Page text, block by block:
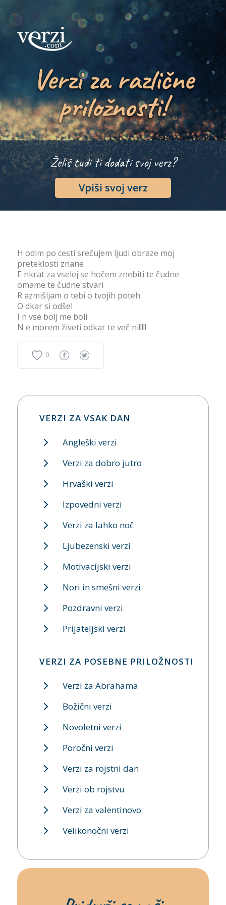
Verzi za različne
priložnosti!
Želiš tudi ti dodati svoj verz?
Vpiši svoj verz
H odim po cesti srečujem ljudi obraze moj
preteklosti znane
E nkrat za vselej se hočem znebiti te čudne
omame te čudne stvari
R azmišljam o tebi o tvojih poteh
O dkar si odšel
I n vse bolj me boli
N e morem živeti odkar te več ni!!!!!
0
VERZI ZA VSAK DAN
Angleški verzi
Verzi za dobro jutro
Hrvaški verzi
Izpovedni verzi
Verzi za lahko noč
Ljubezenski verzi
Motivacijski verzi
Nori in smešni verzi
Pozdravni verzi
Prijateljski verzi
VERZI ZA POSEBNE PRILOŽNOSTI
Verzi za Abrahama
Božični verzi
Novoletni verzi
Poročni verzi
Verzi za rojstni dan
Verzi ob rojstvu
Verzi za valentinovo
Velikonočni verzi